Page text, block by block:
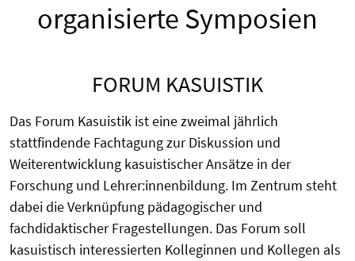
organisierte Symposien
FORUM KASUISTIK
Das Forum Kasuistik ist eine zweimal jährlich
stattfindende Fachtagung zur Diskussion und
Weiterentwicklung kasuistischer Ansätze in der
Forschung und Lehrer:innenbildung. Im Zentrum steht
dabei die Verknüpfung pädagogischer und
fachdidaktischer Fragestellungen. Das Forum soll
kasuistisch interessierten Kolleginnen und Kollegen als